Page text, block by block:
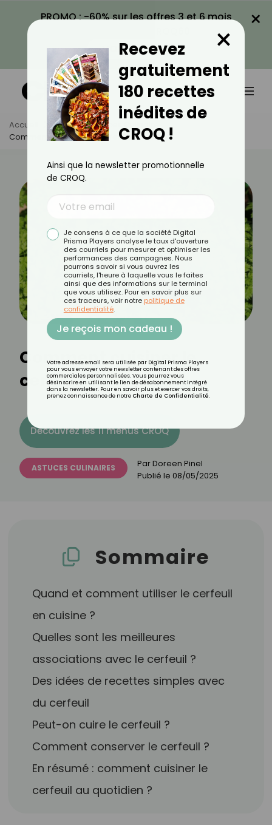
PROMO : -60% sur les offres 3 et 6 mois
VOIR LA PROMO
×
Accueil Actus
Astuces Culinaires
Comment Cuisiner Le Cerfeuil ?
Comment cuisiner le
cerfeuil ?
Découvrez les 11 menus CROQ
ASTUCES CULINAIRES ParDoreen Pinel
Publié le 08/05/2025
Sommaire
Quand et comment utiliser le cerfeuil
en cuisine ?
Quelles sont les meilleures
associations avec le cerfeuil ?
Des idées de recettes simples avec
du cerfeuil
Peut-on cuire le cerfeuil ?
Comment conserver le cerfeuil ?
En résumé : comment cuisiner le
cerfeuil au quotidien ?
Recevez
gratuitement
180 recettes
inédites de
CROQ !
×
Ainsi que la newsletter promotionnelle
de CROQ.
Je consens à ce que la société Digital
Prisma Players analyse le taux d'ouverture
des courriels pour mesurer et optimiser les
performances des campagnes. Nous
pourrons savoir si vous ouvrez les
courriels, l'heure à laquelle vous le faites
ainsi que des informations sur le terminal
que vous utilisez. Pour en savoir plus sur
ces traceurs, voir notre politique de
confidentialité.
Je reçois mon cadeau !
Votre adresse email sera utilisée par Digital Prisma Players
pour vous envoyer votre newsletter contenant des offres
commerciales personnalisées. Vous pourrez vous
désinscrire en utilisant le lien de désabonnement intégré
dans la newsletter. Pour en savoir plus et exercer vos droits,
prenez connaissance de notre Charte de Confidentialité.